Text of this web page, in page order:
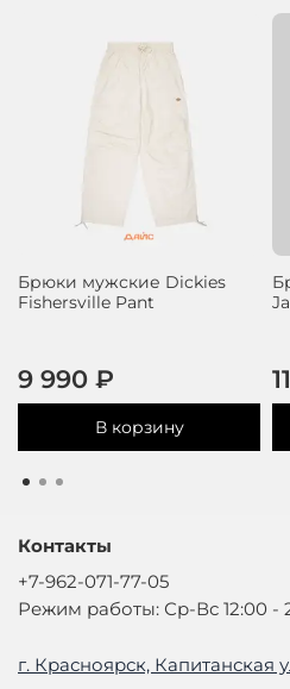
Брюки мужские Dickies
Fishersville Pant
9 990 ₽
В корзину
Контакты
+7-962-071-77-05
Режим работы: Ср-Вс 12:00 -
г. Красноярск, Капитанская